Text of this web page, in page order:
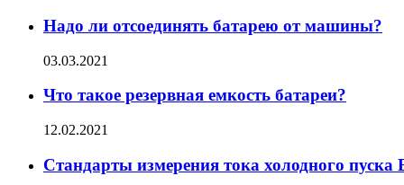
Надо ли отсоединять батарею от машины?
03.03.2021
Что такое резервная емкость батареи?
12.02.2021
Стандарты измерения тока холодного